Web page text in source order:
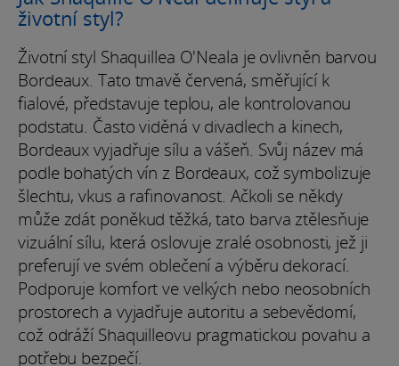
životní styl?
Životní styl Shaquillea O'Neala je ovlivněn barvou
Bordeaux. Tato tmavě červená, směřující k
fialové, představuje teplou, ale kontrolovanou
podstatu. Často viděná v divadlech a kinech,
Bordeaux vyjadřuje sílu a vášeň. Svůj název má
podle bohatých vín z Bordeaux, což symbolizuje
šlechtu, vkus a rafinovanost. Ačkoli se někdy
může zdát poněkud těžká, tato barva ztělesňuje
vizuální sílu, která oslovuje zralé osobnosti, jež ji
preferují ve svém oblečení a výběru dekorací.
Podporuje komfort ve velkých nebo neosobních
prostorech a vyjadřuje autoritu a sebevědomí,
což odráží Shaquilleovu pragmatickou povahu a
potřebu bezpečí.